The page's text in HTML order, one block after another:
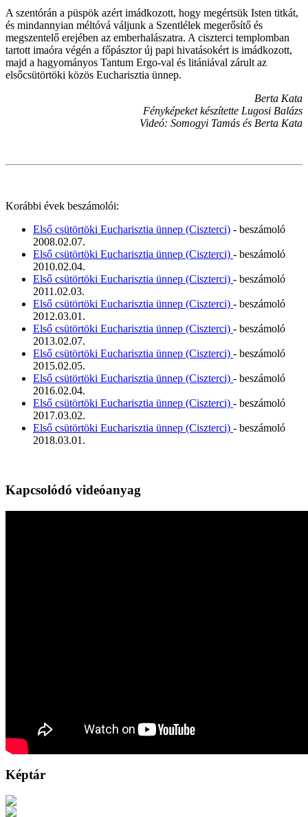
A szentórán a püspök azért imádkozott, hogy megértsük Isten titkát,
és mindannyian méltóvá váljunk a Szentlélek megerősítő és
megszentelő erejében az emberhalászatra. A ciszterci templomban
tartott imaóra végén a főpásztor új papi hivatásokért is imádkozott,
majd a hagyományos Tantum Ergo-val és litániával zárult az
elsőcsütörtöki közös Eucharisztia ünnep.
Berta Kata
Fényképeket készítette Lugosi Balázs
Videó: Somogyi Tamás és Berta Kata
Korábbi évek beszámolói:
Első csütörtöki Eucharisztia ünnep (Ciszterci) - beszámoló
2008.02.07.
Első csütörtöki Eucharisztia ünnep (Ciszterci) - beszámoló
2010.02.04.
Első csütörtöki Eucharisztia ünnep (Ciszterci) - beszámoló
2011.02.03.
Első csütörtöki Eucharisztia ünnep (Ciszterci) - beszámoló
2012.03.01.
Első csütörtöki Eucharisztia ünnep (Ciszterci) - beszámoló
2013.02.07.
Első csütörtöki Eucharisztia ünnep (Ciszterci) - beszámoló
2015.02.05.
Első csütörtöki Eucharisztia ünnep (Ciszterci) - beszámoló
2016.02.04.
Első csütörtöki Eucharisztia ünnep (Ciszterci) - beszámoló
2017.03.02.
Első csütörtöki Eucharisztia ünnep (Ciszterci) - beszámoló
2018.03.01.
Kapcsolódó videóanyag
Képtár